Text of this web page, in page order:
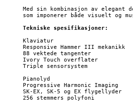
Med sin kombinasjon av
som imponerer både visuelt og
Tekniske spesifikasjoner:
Klaviatur
Responsive Hammer III mekanikk
88 vektede tangenter
Ivory Touch overflater
Triple sensorsystem
Pianolyd
Progressive Harmonic Imaging
SK-EX, SK-5 og EX flygellyder
256 stemmers polyfoni